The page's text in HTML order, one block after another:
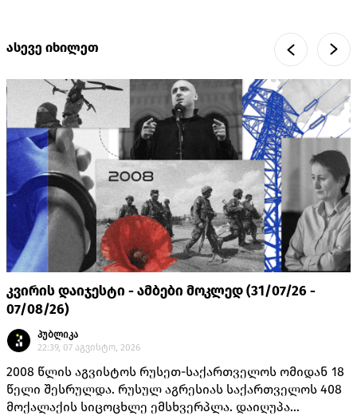
ასევე იხილეთ
კვირის დაიჯესტი - ამბები მოკლედ (31/07/26 -
07/08/26)
პუბლიკა
22:39, 07 აგვისტო, 2026
2008 წლის აგვისტოს რუსეთ-საქართველოს ომიდან 18
წელი შესრულდა. რუსულ აგრესიას საქართველოს 408
მოქალაქის სიცოცხლე ემსხვერპლა. დაიღუპა